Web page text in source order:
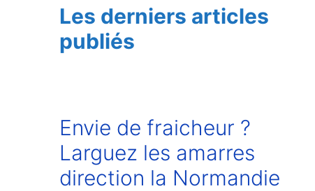
Les derniers articles
publiés
Envie de fraicheur ?
Larguez les amarres
direction la Normandie